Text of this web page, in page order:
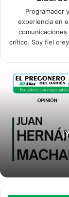
Programador
experiencia en
crítico. Soy fiel